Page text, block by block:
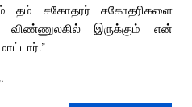
தம் சகோதரர் சகோதரிகளை
விண்ணுலகில் இருக்கும் என்